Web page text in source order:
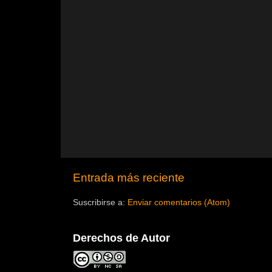
Entrada más reciente
Suscribirse a: Enviar comentarios (Atom)
Derechos de Autor